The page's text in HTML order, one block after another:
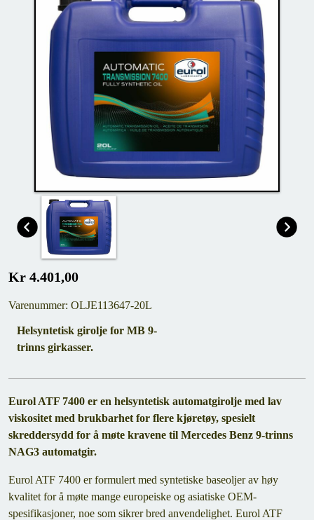
Kr 4.401,00
Varenummer: OLJE113647-20L
Helsyntetisk girolje for MB 9-
trinns girkasser.
Eurol ATF 7400 er en helsyntetisk automatgirolje med lav
viskositet med brukbarhet for flere kjøretøy, spesielt
skreddersydd for å møte kravene til Mercedes Benz 9-trinns
NAG3 automatgir.
Eurol ATF 7400 er formulert med syntetiske baseoljer av høy
kvalitet for å møte mange europeiske og asiatiske OEM-
spesifikasjoner, noe som sikrer bred anvendelighet. Eurol ATF